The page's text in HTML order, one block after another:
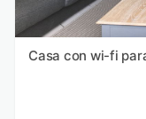
Casa con wi-fi